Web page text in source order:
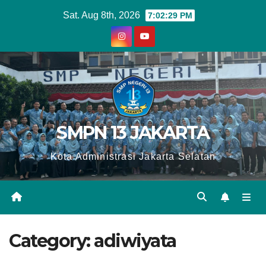
Sat. Aug 8th, 2026 7:02:30 PM
SMPN 13 JAKARTA
Kota Administrasi Jakarta Selatan
Category:adiwiyata